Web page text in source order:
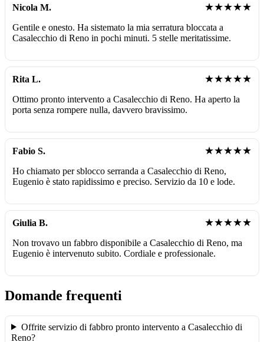
Nicola M. ★★★★★
Gentile e onesto. Ha sistemato la mia serratura bloccata a
Casalecchio di Reno in pochi minuti. 5 stelle meritatissime.
Rita L. ★★★★★
Ottimo pronto intervento a Casalecchio di Reno. Ha aperto la
porta senza rompere nulla, davvero bravissimo.
Fabio S. ★★★★★
Ho chiamato per sblocco serranda a Casalecchio di Reno,
Eugenio è stato rapidissimo e preciso. Servizio da 10 e lode.
Giulia B. ★★★★★
Non trovavo un fabbro disponibile a Casalecchio di Reno, ma
Eugenio è intervenuto subito. Cordiale e professionale.
Domande frequenti
Offrite servizio di fabbro pronto intervento a Casalecchio di
Reno?